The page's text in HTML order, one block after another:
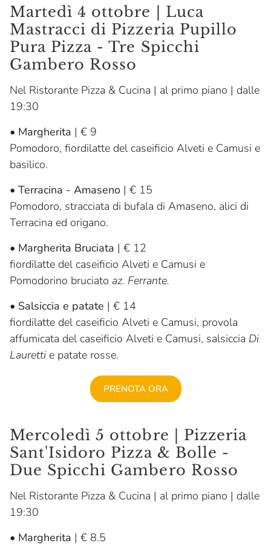
Martedì 4 ottobre | Luca
Mastracci di Pizzeria Pupillo
Pura Pizza - Tre Spicchi
Gambero Rosso
Nel Ristorante Pizza & Cucina | al primo piano | dalle
19:30
• Margherita | € 9
Pomodoro, fiordilatte del caseificio Alveti e Camusi e
basilico.
• Terracina - Amaseno | € 15
Pomodoro, stracciata di bufala di Amaseno, alici di
Terracina ed origano.
• Margherita Bruciata | € 12
fiordilatte del caseificio Alveti e Camusi e
Pomodorino bruciato az. Ferrante.
• Salsiccia e patate | € 14
fiordilatte del caseificio Alveti e Camusi, provola
affumicata del caseificio Alveti e Camusi, salsiccia Di
Lauretti e patate rosse.
PRENOTA ORA
Mercoledì 5 ottobre | Pizzeria
Sant'Isidoro Pizza & Bolle -
Due Spicchi Gambero Rosso
Nel Ristorante Pizza & Cucina | al primo piano | dalle
19:30
• Margherita | € 8.5